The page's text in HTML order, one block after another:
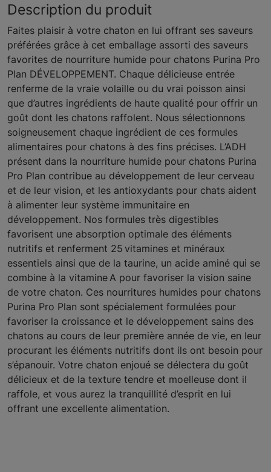
Description du produit
Faites plaisir à votre chaton en lui offrant ses saveurs
préférées grâce à cet emballage assorti des saveurs
favorites de nourriture humide pour chatons Purina Pro
Plan DÉVELOPPEMENT. Chaque délicieuse entrée
renferme de la vraie volaille ou du vrai poisson ainsi
que d’autres ingrédients de haute qualité pour offrir un
goût dont les chatons raffolent. Nous sélectionnons
soigneusement chaque ingrédient de ces formules
alimentaires pour chatons à des fins précises. L’ADH
présent dans la nourriture humide pour chatons Purina
Pro Plan contribue au développement de leur cerveau
et de leur vision, et les antioxydants pour chats aident
à alimenter leur système immunitaire en
développement. Nos formules très digestibles
favorisent une absorption optimale des éléments
nutritifs et renferment 25 vitamines et minéraux
essentiels ainsi que de la taurine, un acide aminé qui se
combine à la vitamine A pour favoriser la vision saine
de votre chaton. Ces nourritures humides pour chatons
Purina Pro Plan sont spécialement formulées pour
favoriser la croissance et le développement sains des
chatons au cours de leur première année de vie, en leur
procurant les éléments nutritifs dont ils ont besoin pour
s’épanouir. Votre chaton enjoué se délectera du goût
délicieux et de la texture tendre et moelleuse dont il
raffole, et vous aurez la tranquillité d’esprit en lui
offrant une excellente alimentation.